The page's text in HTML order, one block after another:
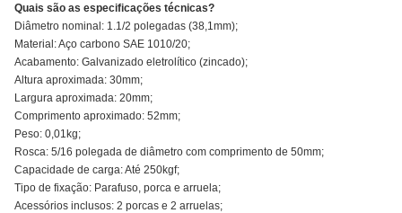
Quais são as especificações técnicas?
Diâmetro nominal: 1.1/2 polegadas (38,1mm);
Material: Aço carbono SAE 1010/20;
Acabamento: Galvanizado eletrolítico (zincado);
Altura aproximada: 30mm;
Largura aproximada: 20mm;
Comprimento aproximado: 52mm;
Peso: 0,01kg;
Rosca: 5/16 polegada de diâmetro com comprimento de 50mm;
Capacidade de carga: Até 250kgf;
Tipo de fixação: Parafuso, porca e arruela;
Acessórios inclusos: 2 porcas e 2 arruelas;